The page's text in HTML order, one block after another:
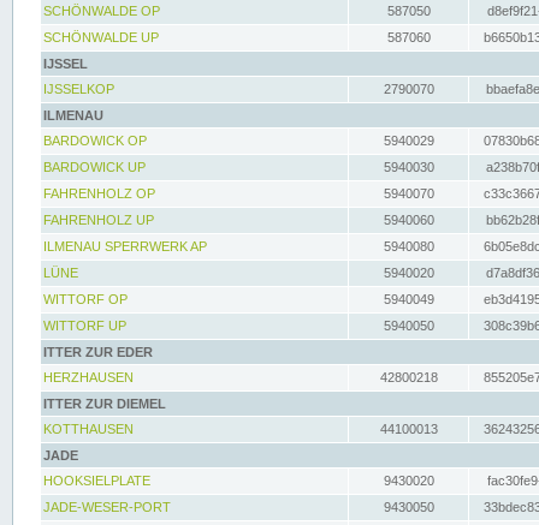
SCHÖNWALDE OP
587050
SCHÖNWALDE UP
587060
IJSSEL
IJSSELKOP
2790070
ILMENAU
BARDOWICK OP
5940029
BARDOWICK UP
5940030
FAHRENHOLZ OP
5940070
FAHRENHOLZ UP
5940060
ILMENAU SPERRWERK AP
5940080
LÜNE
5940020
WITTORF OP
5940049
WITTORF UP
5940050
ITTER ZUR EDER
HERZHAUSEN
42800218
ITTER ZUR DIEMEL
KOTTHAUSEN
44100013
JADE
HOOKSIELPLATE
9430020
JADE-WESER-PORT
9430050